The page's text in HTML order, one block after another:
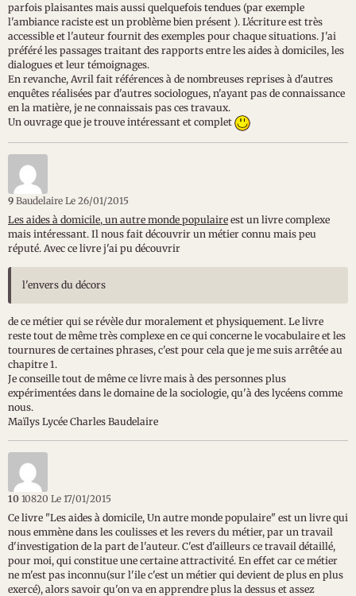
parfois plaisantes mais aussi quelquefois tendues (par exemple
l'ambiance raciste est un problème bien présent ). L’écriture est très
accessible et l'auteur fournit des exemples pour chaque situations. J'ai
préféré les passages traitant des rapports entre les aides à domiciles, les
dialogues et leur témoignages.
En revanche, Avril fait références à de nombreuses reprises à d'autres
enquêtes réalisées par d'autres sociologues, n'ayant pas de connaissance
en la matière, je ne connaissais pas ces travaux.
Un ouvrage que je trouve intéressant et complet
9 Baudelaire Le 26/01/2015
Les aides à domicile, un autre monde populaire est un livre complexe
mais intéressant. Il nous fait découvrir un métier connu mais peu
réputé. Avec ce livre j'ai pu découvrir
l'envers du décors
de ce métier qui se révèle dur moralement et physiquement. Le livre
reste tout de même très complexe en ce qui concerne le vocabulaire et les
tournures de certaines phrases, c'est pour cela que je me suis arrêtée au
chapitre 1.
Je conseille tout de même ce livre mais à des personnes plus
expérimentées dans le domaine de la sociologie, qu'à des lycéens comme
nous.
Maïlys Lycée Charles Baudelaire
10 10820 Le 17/01/2015
Ce livre "Les aides à domicile, Un autre monde populaire" est un livre qui
nous emmène dans les coulisses et les revers du métier, par un travail
d'investigation de la part de l'auteur. C'est d'ailleurs ce travail détaillé,
pour moi, qui constitue une certaine attractivité. En effet car ce métier
ne m'est pas inconnu(sur l'ile c'est un métier qui devient de plus en plus
exercé), alors savoir qu'on va en apprendre plus la dessus et assez